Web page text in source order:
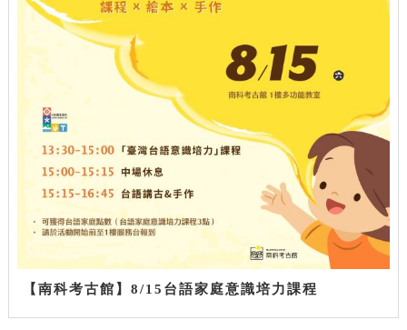
【南科考古館】8/15台語家庭意識培力課程